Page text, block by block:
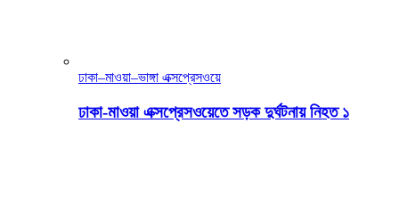
ঢাকা–মাওয়া–ভাঙ্গা এক্সপ্রেসওয়ে
ঢাকা-মাওয়া এক্সপ্রেসওয়েতে সড়ক দুর্ঘটনায় নিহত ১